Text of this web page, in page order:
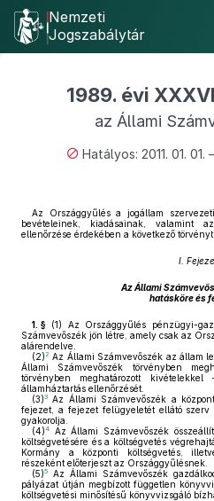
Nemzeti
Jogszabálytár
1989. évi
az Állami
Hatályos: 2011. 01. 01.
Az Országgyűlés a jogállam
bevételeinek, kiadásainak, valamint
ellenőrzése érdekében a következő törvényt
I.
Az Állami
hatásköre és
1. § (1)
Az Országgyűlés pénzügyi-
Számvevőszék jön létre, amely csak az
alárendelve.
(2)2 Az Állami Számvevőszék az állam
Állami Számvevőszék törvényben
törvényben meghatározott
államháztartás ellenőrzését.
(3)3 Az Állami Számvevőszék a
fejezet, a fejezet felügyeletét ellátó szerv
gyakorolja.
(4)4
Az Állami Számvevőszék
költségvetésére és a költségvetés
Kormány a központi költségvetés,
részeként előterjeszt az Országgyűlésnek.
(5)5
Az Állami Számvevőszék
pályázat útján megbízott független
költségvetési minősítésű könyvvizsgáló